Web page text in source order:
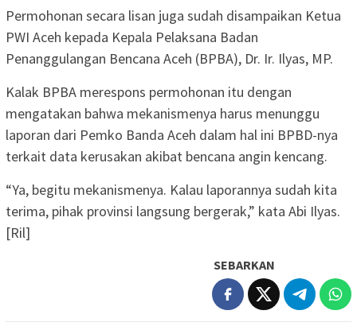
Permohonan secara lisan juga sudah disampaikan Ketua
PWI Aceh kepada Kepala Pelaksana Badan
Penanggulangan Bencana Aceh (BPBA), Dr. Ir. Ilyas, MP.
Kalak BPBA merespons permohonan itu dengan
mengatakan bahwa mekanismenya harus menunggu
laporan dari Pemko Banda Aceh dalam hal ini BPBD-nya
terkait data kerusakan akibat bencana angin kencang.
“Ya, begitu mekanismenya. Kalau laporannya sudah kita
terima, pihak provinsi langsung bergerak,” kata Abi Ilyas.
[Ril]
SEBARKAN